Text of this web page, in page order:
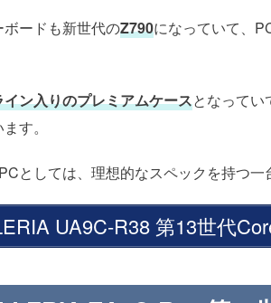
ードも新世代のZ790になっていて、
ン入りのプレミアムケースとなって
す。
としては、理想的なスペックを持つ一
UA9C-R38 第13世代